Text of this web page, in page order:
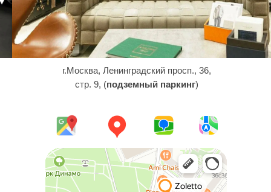
г.Москва, Ленинградский просп., 36,
стр. 9, (подземный паркинг)